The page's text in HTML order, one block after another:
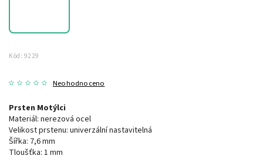
Kód: 9229
Neohodnoceno
Prsten Motýlci
Materiál: nerezová ocel
Velikost prstenu: univerzální nastavitelná
Šířka: 7,6 mm
Tloušťka: 1 mm